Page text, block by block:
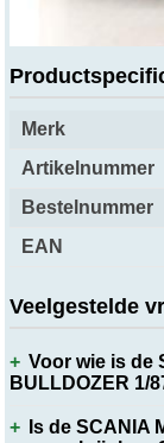
Merk
Artikelnummer
Bestelnummer
EAN
Veelgestelde
Voor wie is de
BULLDOZER 1/
Is de SCANIA